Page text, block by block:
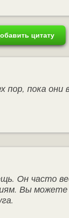
цитату
пока они
Он часто
Вы можете